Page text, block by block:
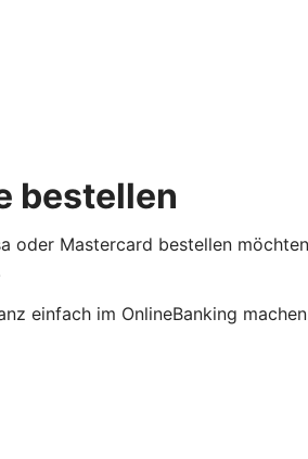
bestellen
oder Mastercard bestellen
einfach im OnlineBanking